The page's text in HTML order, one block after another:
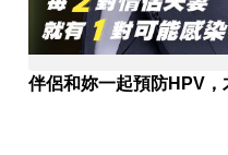
伴侶和妳一起預防HPV，